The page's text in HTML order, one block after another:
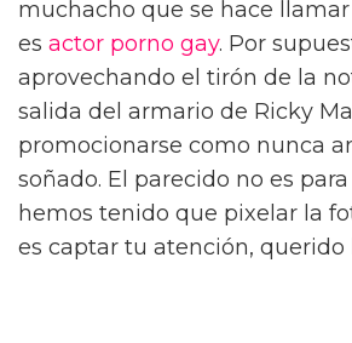
muchacho que se hace
es actor porno gay. Por
aprovechando el tirón de la
salida del armario de Ricky
promocionarse como nunca
soñado. El parecido no es
hemos tenido que pixelar la
es captar tu atención, querido